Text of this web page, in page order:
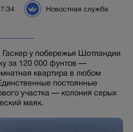
Новостная служба
у побережья Шотландии
за 120 000 фунтов —
квартира в любом
постоянные
участка — колония серых
маяк.